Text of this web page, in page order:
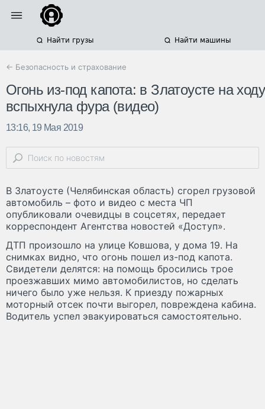
Найти грузы Найти машины
← Безопасность и страхование
Огонь из-под капота: в Златоусте на ходу
вспыхнула фура (видео)
13:16, 19 Мая 2019
В Златоусте (Челябинская область) сгорел грузовой
автомобиль – фото и видео с места ЧП
опубликовали очевидцы в соцсетях, передает
корреспондент Агентства новостей «Доступ».
ДТП произошло на улице Ковшова, у дома 19. На
снимках видно, что огонь пошел из-под капота.
Свидетели делятся: на помощь бросились трое
проезжавших мимо автомобилистов, но сделать
ничего было уже нельзя. К приезду пожарных
моторный отсек почти выгорел, повреждена кабина.
Водитель успел эвакуироваться самостоятельно.